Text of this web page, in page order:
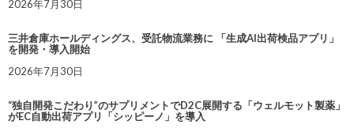
2026年7月30日
三井倉庫ホールディングス、受託物流業務に 「生成AI出荷検品アプリ」
を開発・導入開始
2026年7月30日
“独自開発こだわり”のサプリメントでD2C展開する「ウェルモット製薬」
がEC自動出荷アプリ「シッピーノ」を導入